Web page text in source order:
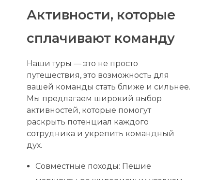
Активности, которые
сплачивают команду
Наши туры — это не просто
путешествия, это возможность для
вашей команды стать ближе и сильнее.
Мы предлагаем широкий выбор
активностей, которые помогут
раскрыть потенциал каждого
сотрудника и укрепить командный
дух.
Совместные походы: Пешие